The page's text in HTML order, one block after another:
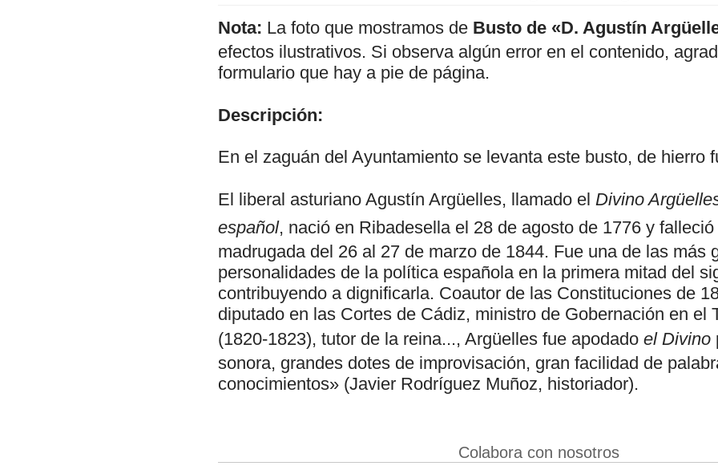
Nota: La foto que mostramos de Busto de «D. Agustín
efectos ilustrativos. Si observa algún error en el contenido,
formulario que hay a pie de página.
Descripción:
En el zaguán del Ayuntamiento se levanta este busto, de hierro
El liberal asturiano Agustín Argüelles, llamado el Divino
español, nació en Ribadesella el 28 de agosto de 1776 y
madrugada del 26 al 27 de marzo de 1844. Fue una de las más
personalidades de la política española en la primera mitad del
contribuyendo a dignificarla. Coautor de las Constituciones de
diputado en las Cortes de Cádiz, ministro de Gobernación en el
(1820-1823), tutor de la reina..., Argüelles fue apodado el Divino
sonora, grandes dotes de improvisación, gran facilidad de
conocimientos» (Javier Rodríguez Muñoz, historiador).
Colabora con nosotros